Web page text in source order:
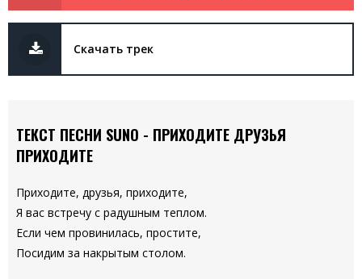
Скачать трек
ТЕКСТ ПЕСНИ SUNO - ПРИХОДИТЕ ДРУЗЬЯ
ПРИХОДИТЕ
Приходите, друзья, приходите,
Я вас встречу с радушным теплом.
Если чем провинилась, простите,
Посидим за накрытым столом.